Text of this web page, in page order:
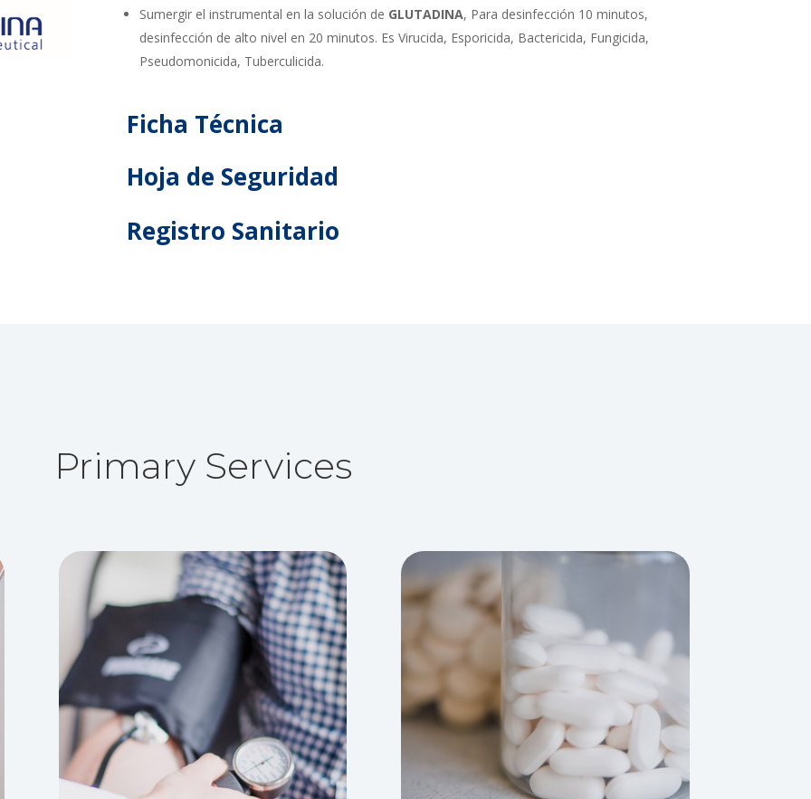
Sumergir el instrumental en la solución de GLUTADINA, Para desinfección 10 minutos,
desinfección de alto nivel en 20 minutos. Es Virucida, Esporicida, Bactericida, Fungicida,
Pseudomonicida, Tuberculicida.
Ficha Técnica
Hoja de Seguridad
Registro Sanitario
Primary Services